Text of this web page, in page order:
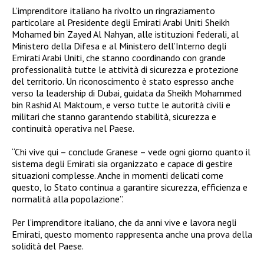
L’imprenditore italiano ha rivolto un ringraziamento
particolare al Presidente degli Emirati Arabi Uniti Sheikh
Mohamed bin Zayed Al Nahyan, alle istituzioni federali, al
Ministero della Difesa e al Ministero dell’Interno degli
Emirati Arabi Uniti, che stanno coordinando con grande
professionalità tutte le attività di sicurezza e protezione
del territorio. Un riconoscimento è stato espresso anche
verso la leadership di Dubai, guidata da Sheikh Mohammed
bin Rashid Al Maktoum, e verso tutte le autorità civili e
militari che stanno garantendo stabilità, sicurezza e
continuità operativa nel Paese.
“Chi vive qui – conclude Granese – vede ogni giorno quanto il
sistema degli Emirati sia organizzato e capace di gestire
situazioni complesse. Anche in momenti delicati come
questo, lo Stato continua a garantire sicurezza, efficienza e
normalità alla popolazione”.
Per l’imprenditore italiano, che da anni vive e lavora negli
Emirati, questo momento rappresenta anche una prova della
solidità del Paese.